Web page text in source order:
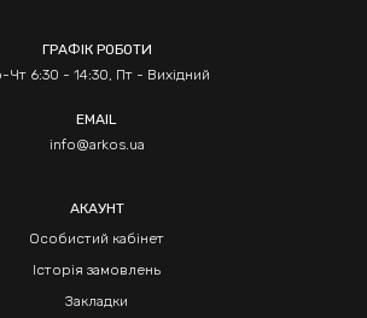
ГРАФІК РОБОТИ
Чт 6:30 - 14:30, Пт - Вихідний
EMAIL
info@arkos.ua
АКАУНТ
Особистий кабінет
Історія замовлень
Закладки